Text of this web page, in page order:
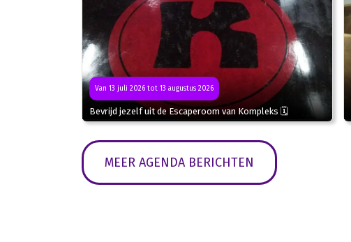
Van 13 juli 2026 tot 13 augustus 2026
Bevrijd jezelf uit de Escaperoom van Kompleks 🗓
MEER AGENDA BERICHTEN